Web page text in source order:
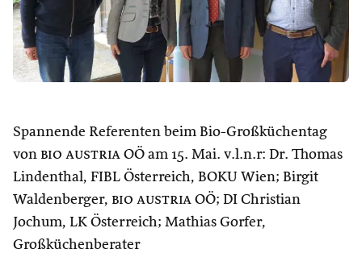
Spannende Referenten beim Bio-Großküchentag
von bio austria OÖ am 15. Mai. v.l.n.r: Dr. Thomas
Lindenthal, FIBL Österreich, BOKU Wien; Birgit
Waldenberger, bio austria OÖ; DI Christian
Jochum, LK Österreich; Mathias Gorfer,
Großküchenberater